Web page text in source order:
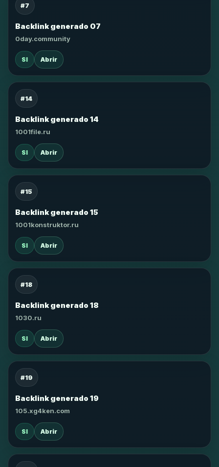
#7
Backlink generado 07
0day.community
SI Abrir
#14
Backlink generado 14
1001file.ru
SI Abrir
#15
Backlink generado 15
1001konstruktor.ru
SI Abrir
#18
Backlink generado 18
1030.ru
SI Abrir
#19
Backlink generado 19
105.xg4ken.com
SI Abrir